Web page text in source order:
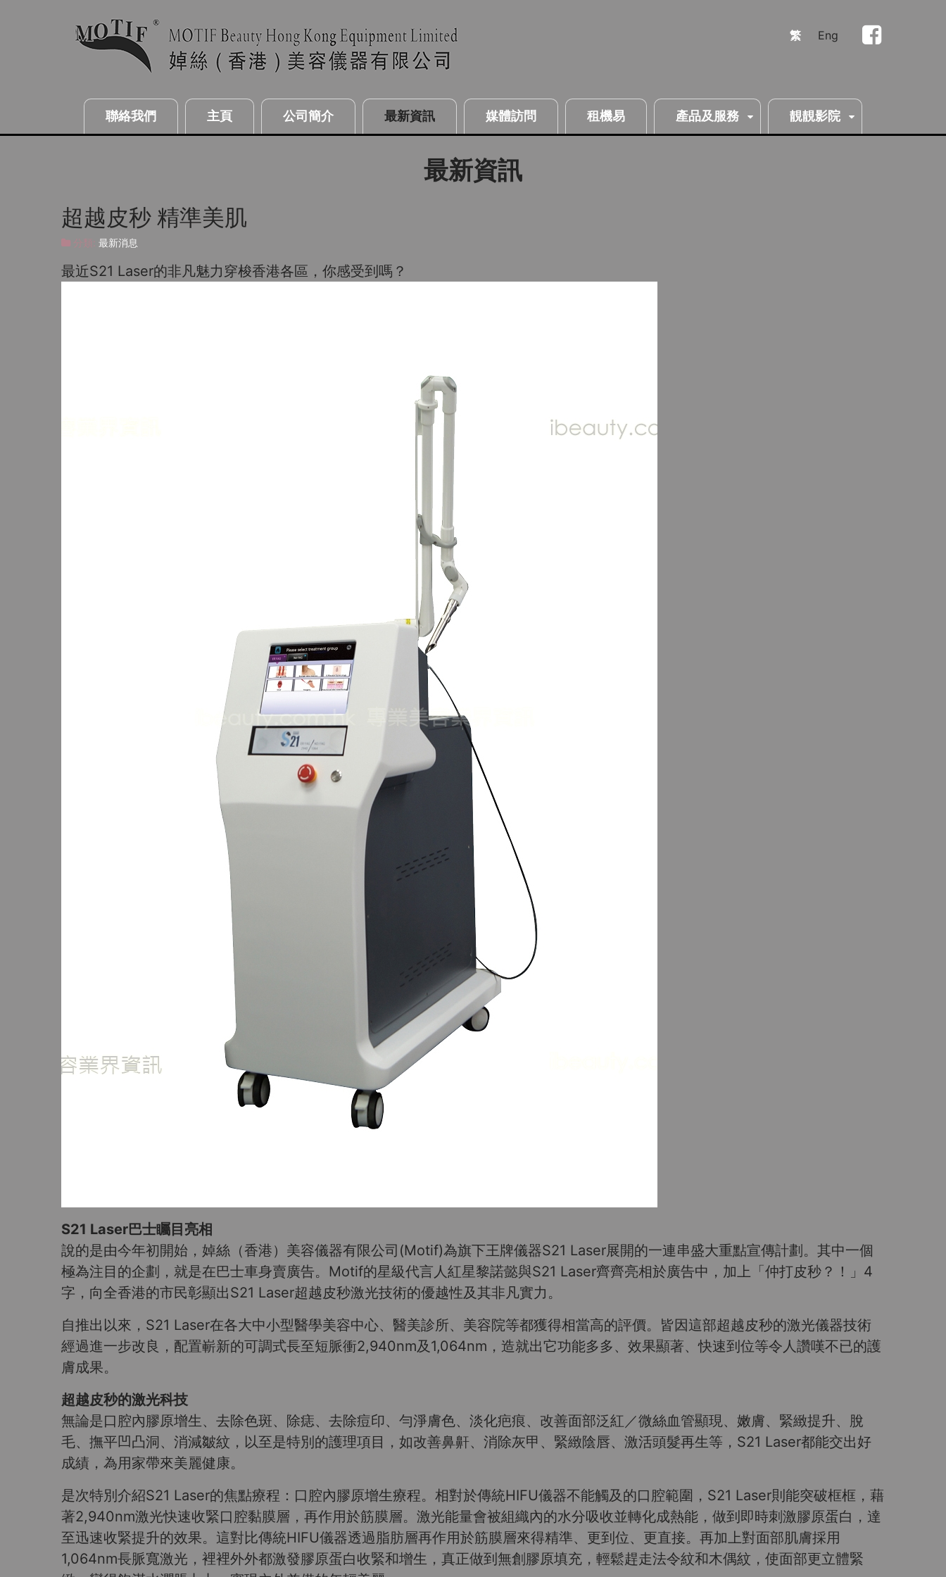
繁 Eng
聯絡我們 主頁 公司簡介 最新資訊 媒體訪問 租機易 產品及服務 靚靚影院
最新資訊
超越皮秒 精準美肌
分類: 最新消息
最近S21 Laser的非凡魅力穿梭香港各區，你感受到嗎？
S21 Laser巴士矚目亮相
說的是由今年初開始，婥絲（香港）美容儀器有限公司(Motif)為旗下王牌儀器S21 Laser展開的一連串盛大重點宣傳計劃。其中一個
極為注目的企劃，就是在巴士車身賣廣告。Motif的星級代言人紅星黎諾懿與S21 Laser齊齊亮相於廣告中，加上「仲打皮秒？！」4
字，向全香港的市民彰顯出S21 Laser超越皮秒激光技術的優越性及其非凡實力。
自推出以來，S21 Laser在各大中小型醫學美容中心、醫美診所、美容院等都獲得相當高的評價。皆因這部超越皮秒的激光儀器技術
經過進一步改良，配置嶄新的可調式長至短脈衝2,940nm及1,064nm，造就出它功能多多、效果顯著、快速到位等令人讚嘆不已的護
膚成果。
超越皮秒的激光科技
無論是口腔內膠原增生、去除色斑、除痣、去除痘印、勻淨膚色、淡化疤痕、改善面部泛紅／微絲血管顯現、嫩膚、緊緻提升、脫
毛、撫平凹凸洞、消減皺紋，以至是特別的護理項目，如改善鼻鼾、消除灰甲、緊緻陰唇、激活頭髮再生等，S21 Laser都能交出好
成績，為用家帶來美麗健康。
是次特別介紹S21 Laser的焦點療程：口腔內膠原增生療程。相對於傳統HIFU儀器不能觸及的口腔範圍，S21 Laser則能突破框框，藉
著2,940nm激光快速收緊口腔黏膜層，再作用於筋膜層。激光能量會被組織內的水分吸收並轉化成熱能，做到即時刺激膠原蛋白，達
至迅速收緊提升的效果。這對比傳統HIFU儀器透過脂肪層再作用於筋膜層來得精準、更到位、更直接。再加上對面部肌膚採用
1,064nm長脈寬激光，裡裡外外都激發膠原蛋白收緊和增生，真正做到無創膠原填充，輕鬆趕走法令紋和木偶紋，使面部更立體緊